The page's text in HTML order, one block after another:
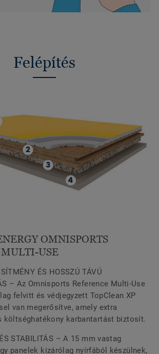
Felépítés
OMNISPORTS
MULTI-USE
ÉS HOSSZÚ TÁVÚ
– Az Omnisports Reference Multi-Use
felvitt és védjegyzett TopClean XP
van megerősítve, amely extra
költséghatékony karbantartást biztosít.
STABILITÁS – A 15 mm vastag
panelek kizárólag nyírfából készülnek,